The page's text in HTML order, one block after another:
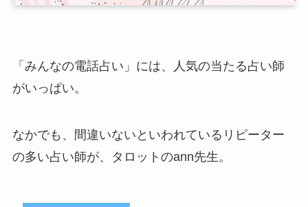
「みんなの電話占い」には、人気の当たる占い師
がいっぱい。
なかでも、間違いないといわれているリピーター
の多い占い師が、タロットのann先生。